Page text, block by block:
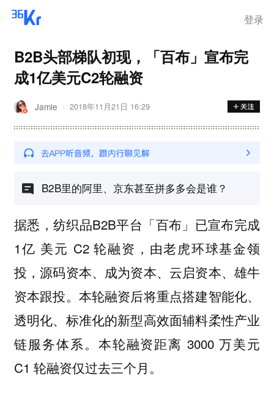
登录
B2B头部梯队初现，「百布」宣布完
成1亿美元C2轮融资
Jamie 2018年11月21日 16:29
B2B里的阿里、京东甚至拼多多会是谁？
据悉，纺织品B2B平台「百布」已宣布完成
1亿 美元 C2 轮融资，由老虎环球基金领
投，源码资本、成为资本、云启资本、雄牛
资本跟投。本轮融资后将重点搭建智能化、
透明化、标准化的新型高效面辅料柔性产业
链服务体系。本轮融资距离 3000 万美元
C1 轮融资仅过去三个月。